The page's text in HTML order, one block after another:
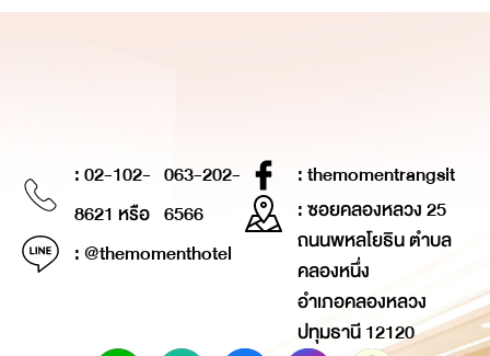
: 02-102-
8621 หรือ
063-202-
6566
: @themomenthotel
: themomentrangsit
: ซอยคลองหลวง 25
ถนนพหลโยธิน ตำบล
คลองหนึ่ง
อำเภอคลองหลวง
ปทุมธานี 12120